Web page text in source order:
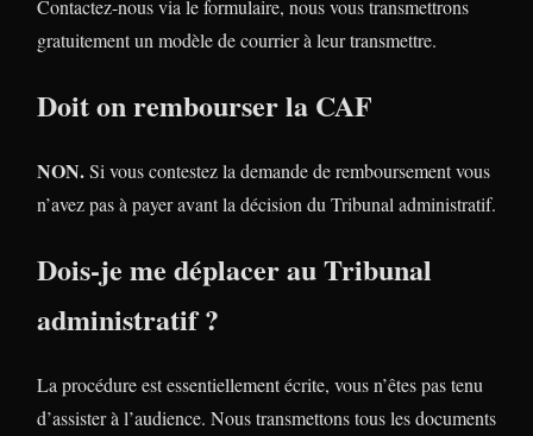
Contactez-nous via le formulaire, nous vous transmettrons
gratuitement un modèle de courrier à leur transmettre.
Doit on rembourser la CAF
NON.Si vous contestez la demande de remboursement vous
n’avez pas à payer avant la décision du Tribunal administratif.
Dois-je me déplacer au Tribunal
administratif ?
La procédure est essentiellement écrite, vous n’êtes pas tenu
d’assister à l’audience. Nous transmettons tous les documents